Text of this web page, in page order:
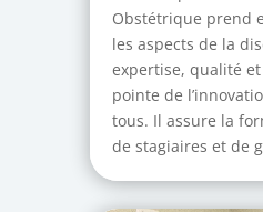
Obstétrique prend
les aspects de la
expertise, qualité
pointe de
tous. Il assure la
de stagiaires et de